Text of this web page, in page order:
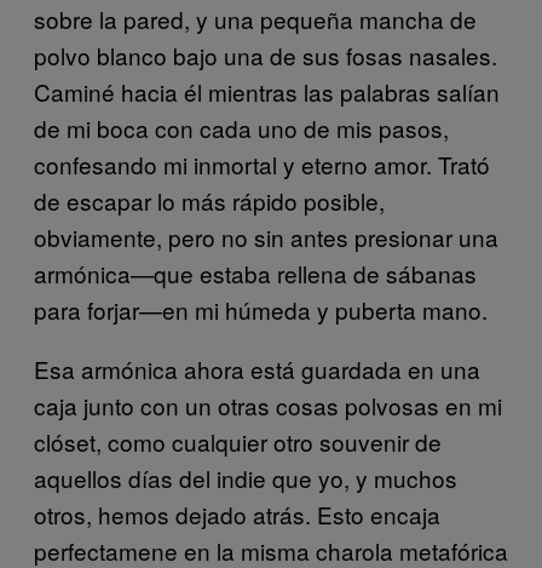
sobre la pared, y una pequeña mancha de
polvo blanco bajo una de sus fosas nasales.
Caminé hacia él mientras las palabras salían
de mi boca con cada uno de mis pasos,
confesando mi inmortal y eterno amor. Trató
de escapar lo más rápido posible,
obviamente, pero no sin antes presionar una
armónica—que estaba rellena de sábanas
para forjar—en mi húmeda y puberta mano.
Esa armónica ahora está guardada en una
caja junto con un otras cosas polvosas en mi
clóset, como cualquier otro souvenir de
aquellos días del indie que yo, y muchos
otros, hemos dejado atrás. Esto encaja
perfectamene en la misma charola metafórica